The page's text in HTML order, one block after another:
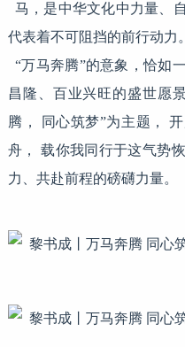
马，是中华文化中力量、
代表着不可阻挡的前行动力。
“万马奔腾”的意象，恰如
昌隆、百业兴旺的盛世愿
腾， 同心筑梦”为主题，
舟， 载你我同行于这气势
力、共赴前程的磅礴力量。